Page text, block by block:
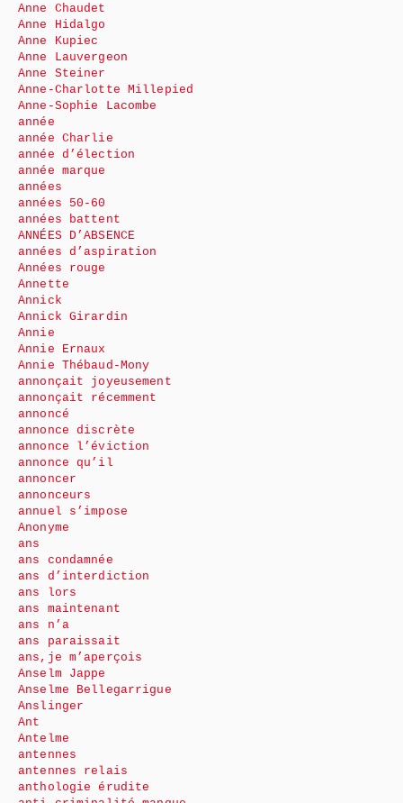
Anne Chaudet
Anne Hidalgo
Anne Kupiec
Anne Lauvergeon
Anne Steiner
Anne-Charlotte Millepied
Anne-Sophie Lacombe
année
année Charlie
année d’élection
année marque
années
années 50-60
années battent
ANNÉES D’ABSENCE
années d’aspiration
Années rouge
Annette
Annick
Annick Girardin
Annie
Annie Ernaux
Annie Thébaud-Mony
annonçait joyeusement
annonçait récemment
annoncé
annonce discrète
annonce l’éviction
annonce qu’il
annoncer
annonceurs
annuel s’impose
Anonyme
ans
ans condamnée
ans d’interdiction
ans lors
ans maintenant
ans n’a
ans paraissait
ans,je m’aperçois
Anselm Jappe
Anselme Bellegarrigue
Anslinger
Ant
Antelme
antennes
antennes relais
anthologie érudite